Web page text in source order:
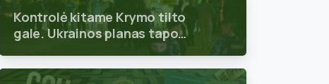
Kontrolė kitame Krymo tilto
gale. Ukrainos planas tapo